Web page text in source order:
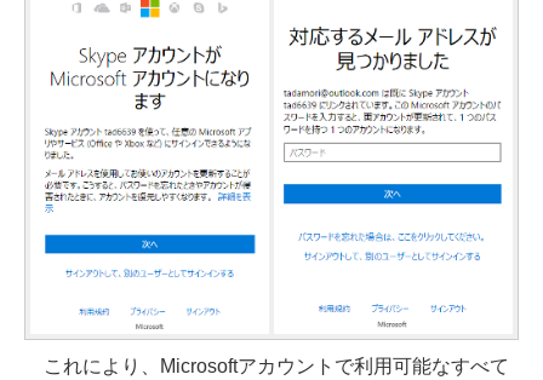
これにより、Microsoftアカウントで利用可能なすべて